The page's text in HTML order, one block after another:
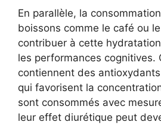
En parallèle, la
boissons comme le café ou
contribuer à cette
les performances cognitives.
contiennent des
qui favorisent la
sont consommés avec
leur effet diurétique peut